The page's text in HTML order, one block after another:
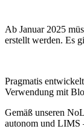
Ab Januar 2025
erstellt werden. Es
Pragmatis
Verwendung mit
Gemäß unseren
autonom und LIMS